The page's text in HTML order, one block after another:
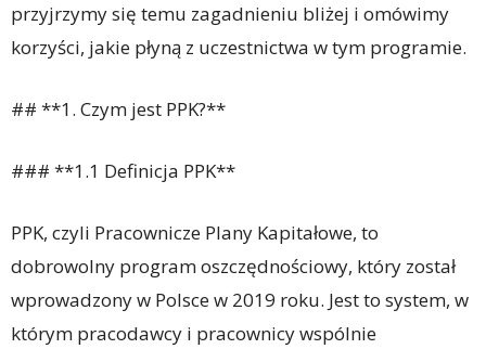
przyjrzymy się temu zagadnieniu bliżej i omówimy
korzyści, jakie płyną z uczestnictwa w tym programie.
## **1. Czym jest PPK?**
### **1.1 Definicja PPK**
PPK, czyli Pracownicze Plany Kapitałowe, to
dobrowolny program oszczędnościowy, który został
wprowadzony w Polsce w 2019 roku. Jest to system, w
którym pracodawcy i pracownicy wspólnie